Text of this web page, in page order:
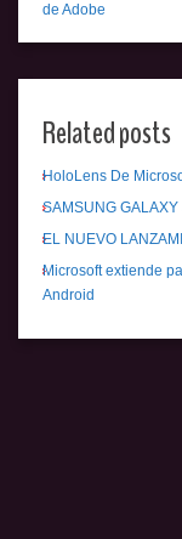
de Adobe
Related posts
HoloLens De
SAMSUNG
EL NUEVO
Microsoft extiende
Android